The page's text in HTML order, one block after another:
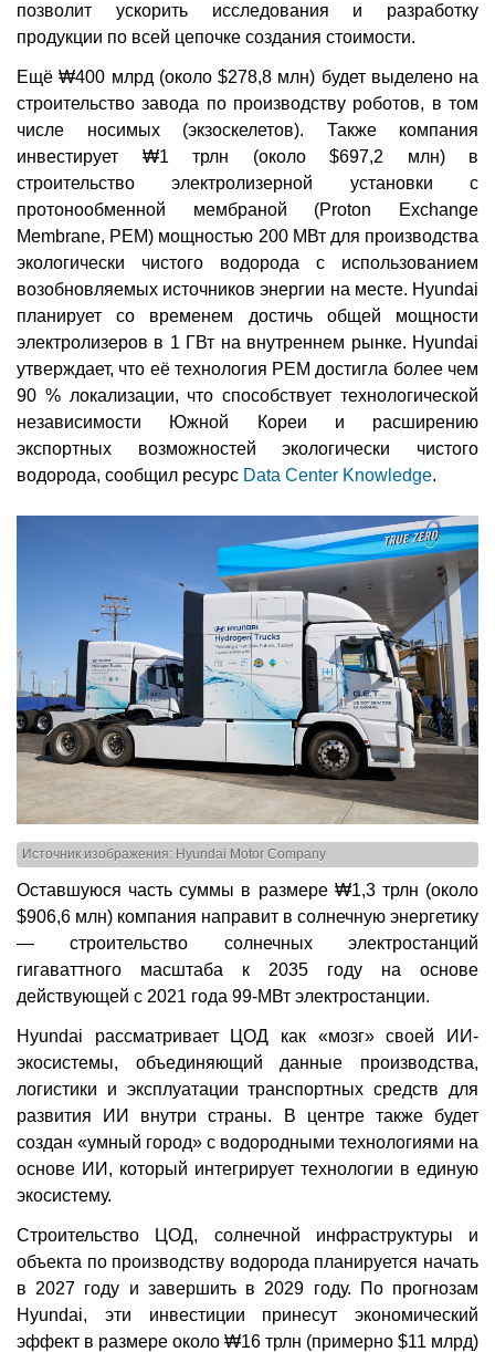
позволит ускорить исследования и разработку
продукции по всей цепочке создания стоимости.
Ещё ₩400 млрд (около $278,8 млн) будет выделено на
строительство завода по производству роботов, в том
числе носимых (экзоскелетов). Также компания
инвестирует ₩1 трлн (около $697,2 млн) в
строительство электролизерной установки с
протонообменной мембраной (Proton Exchange
Membrane, PEM) мощностью 200 МВт для производства
экологически чистого водорода с использованием
возобновляемых источников энергии на месте. Hyundai
планирует со временем достичь общей мощности
электролизеров в 1 ГВт на внутреннем рынке. Hyundai
утверждает, что её технология PEM достигла более чем
90 % локализации, что способствует технологической
независимости Южной Кореи и расширению
экспортных возможностей экологически чистого
водорода, сообщил ресурс Data Center Knowledge.
Источник изображения: Hyundai Motor Company
Оставшуюся часть суммы в размере ₩1,3 трлн (около
$906,6 млн) компания направит в солнечную энергетику
— строительство солнечных электростанций
гигаваттного масштаба к 2035 году на основе
действующей с 2021 года 99-МВт электростанции.
Hyundai рассматривает ЦОД как «мозг» своей ИИ-
экосистемы, объединяющий данные производства,
логистики и эксплуатации транспортных средств для
развития ИИ внутри страны. В центре также будет
создан «умный город» с водородными технологиями на
основе ИИ, который интегрирует технологии в единую
экосистему.
Строительство ЦОД, солнечной инфраструктуры и
объекта по производству водорода планируется начать
в 2027 году и завершить в 2029 году. По прогнозам
Hyundai, эти инвестиции принесут экономический
эффект в размере около ₩16 трлн (примерно $11 млрд)